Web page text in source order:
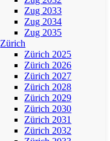
Zug 2033
Zug 2034
Zug 2035
Zürich
Zürich 2025
Zürich 2026
Zürich 2027
Zürich 2028
Zürich 2029
Zürich 2030
Zürich 2031
Zürich 2032